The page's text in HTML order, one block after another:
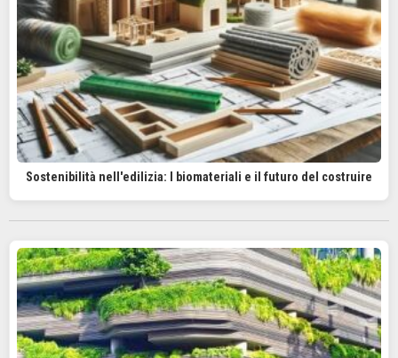
Sostenibilità nell'edilizia: I biomateriali e il futuro del costruire